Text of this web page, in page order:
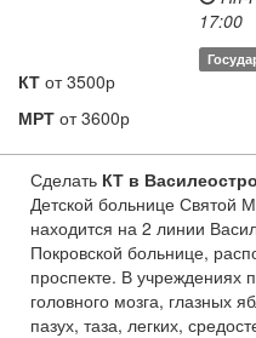
17:00
КТ от 3500р
МРТ от 3600р
Сделать КТ в
Детской больнице Святой
находится на 2 линии
Покровской больнице,
проспекте. В учреждениях
головного мозга, глазных
пазух, таза, легких,